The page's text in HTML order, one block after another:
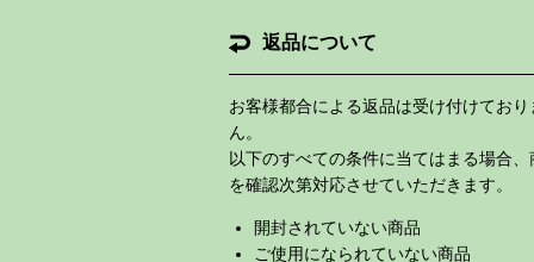
返品について
お客様都合による返品は受け付けており
ん。
以下のすべての条件に当てはまる場合、
を確認次第対応させていただきます。
開封されていない商品
ご使用になられていない商品